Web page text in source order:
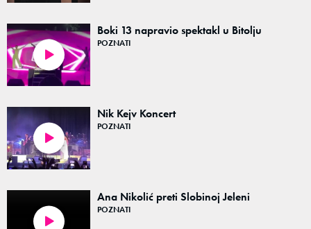
Boki 13 napravio spektakl u Bitolju
POZNATI
Nik Kejv Koncert
POZNATI
Ana Nikolić preti Slobinoj Jeleni
POZNATI